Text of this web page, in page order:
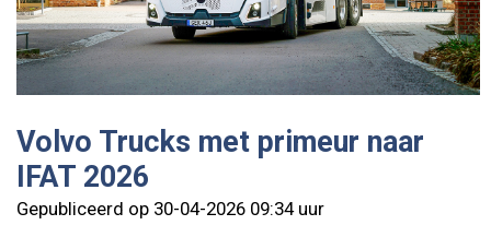
Volvo Trucks met primeur naar
IFAT 2026
Gepubliceerd op 30-04-2026 09:34 uur